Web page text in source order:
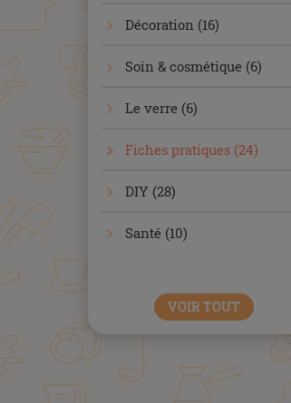
Décoration (16)
Soin & cosmétique (6)
Le verre (6)
Fiches pratiques (24)
DIY (28)
Santé (10)
VOIR TOUT